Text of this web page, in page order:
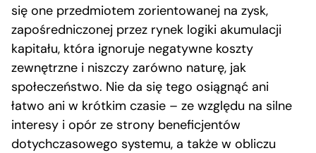
się one przedmiotem zorientowanej na zysk,
zapośredniczonej przez rynek logiki akumulacji
kapitału, która ignoruje negatywne koszty
zewnętrzne i niszczy zarówno naturę, jak
społeczeństwo. Nie da się tego osiągnąć ani
łatwo ani w krótkim czasie – ze względu na silne
interesy i opór ze strony beneficjentów
dotychczasowego systemu, a także w obliczu